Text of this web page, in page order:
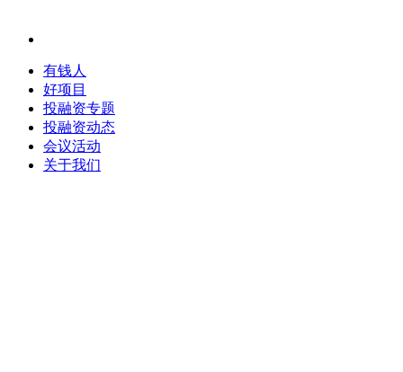
有钱人
好项目
投融资专题
投融资动态
会议活动
关于我们